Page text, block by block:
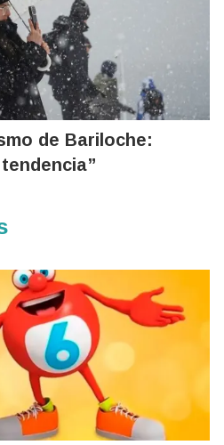
de Bariloche: